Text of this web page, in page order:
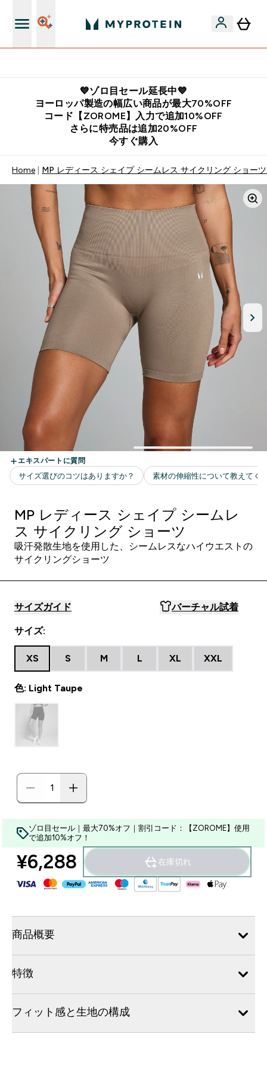
💙ゾロ目セール延長中💙
ヨーロッパ製造の幅広い商品が最大70%OFF
コード【ZOROME】入力で追加10%OFF
さらに特売品は追加20%OFF
今すぐ購入
Home MP レディース シェイプ シームレス サイクリング ショー
MP レディース シェイプ シームレ
ス サイクリング ショーツ
吸汗発散生地を使用した、シームレスなハイウエストの
サイクリングショーツ
サイズガイド バーチャル試着
サイズ:
XS S M L XL XXL
色: Light Taupe
ゾロ目セール｜最大70%オフ｜割引コード：【ZOROME】使用
で追加10%オフ！
¥6,288‎ 在庫切れ
商品概要
特徴
フィット感と生地の構成